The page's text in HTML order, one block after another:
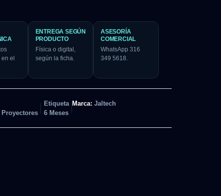
el
ENTREGA SEGÚN
PRODUCTO
Física o digital,
según la ficha.
ASESORÍA
COMERCIAL
WhatsApp 316
349 5618.
Etiqueta
6 Meses
Marca: Jaltech